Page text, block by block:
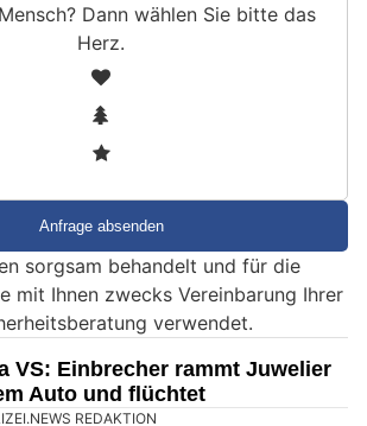
Dann wählen Sie bitte das
Herz.
sorgsam behandelt und für die
mit Ihnen zwecks Vereinbarung Ihrer
verwendet.
VS: Einbrecher rammt Juwelier
Auto und flüchtet